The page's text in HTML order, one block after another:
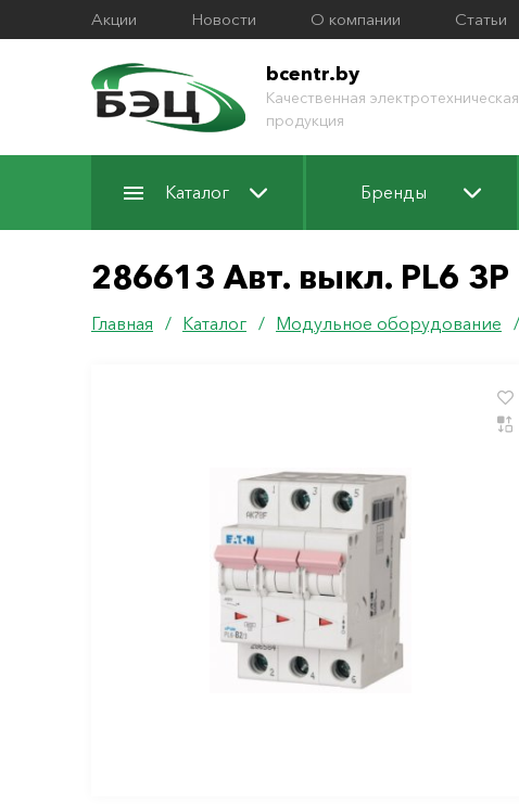
Акции Новости О компании Статьи
bcentr.by
Качественная электротехническая
продукция
Каталог Бренды
286613 Авт. выкл. PL6
Главная / Каталог / Модульное оборудование /